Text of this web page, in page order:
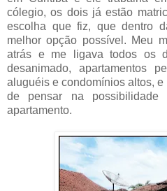
cólegio, os dois já estão
escolha que fiz, que dentro
melhor opção possível. Meu
atrás e me ligava todos os
desanimado, apartamentos
aluguéis e condomínios altos,
de pensar na
apartamento.